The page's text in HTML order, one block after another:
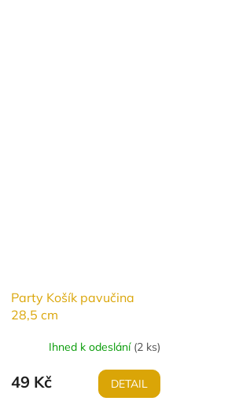
Party Košík pavučina
28,5 cm
Ihned k odeslání (2 ks)
49 Kč DETAIL